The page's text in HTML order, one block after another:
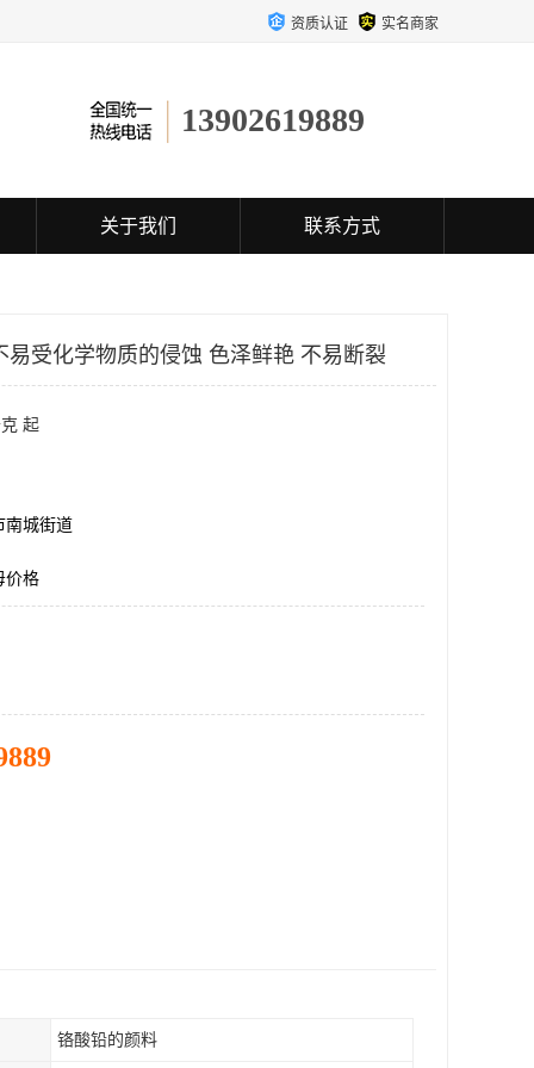
资质认证 实名商家
13902619889
关于我们 联系方式
易受化学物质的侵蚀 色泽鲜艳 不易断裂
起
南城街道
价格
铬酸铅的颜料